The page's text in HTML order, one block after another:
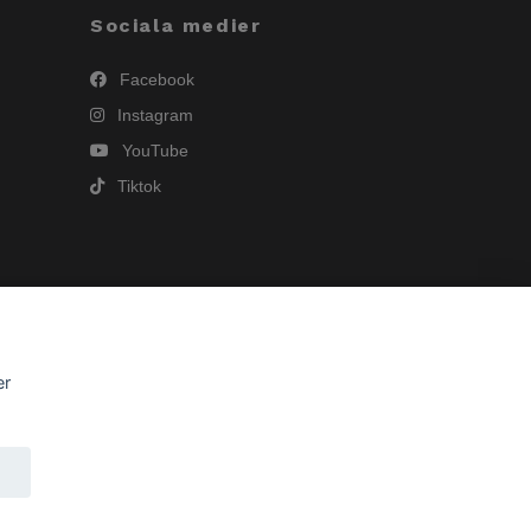
Sociala medier
Facebook
Instagram
YouTube
Tiktok